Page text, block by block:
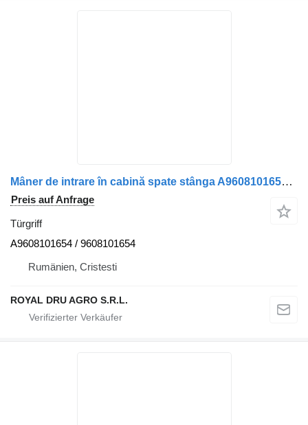
Mâner de intrare în cabină spate stânga A9608101654 Türgriff für Mercedes-Benz A9608101654 9608101654 LKW
Preis auf Anfrage
Türgriff
A9608101654 / 9608101654
Rumänien, Cristesti
ROYAL DRU AGRO S.R.L.